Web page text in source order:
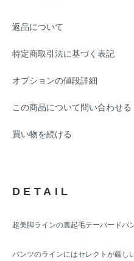
返品について
特定商取引法に基づく表記
オプションの値段詳細
この商品について問い合わせる
買い物を続ける
DETAIL
超美脚ラインの裏起毛テーパードパ
パンツのラインにはセレクトが厳し